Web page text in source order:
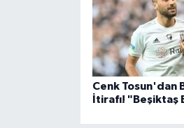
Cenk Tosun'dan
İtirafı! "Beşiktaş